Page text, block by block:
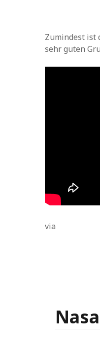
Zumindest ist
sehr guten
via